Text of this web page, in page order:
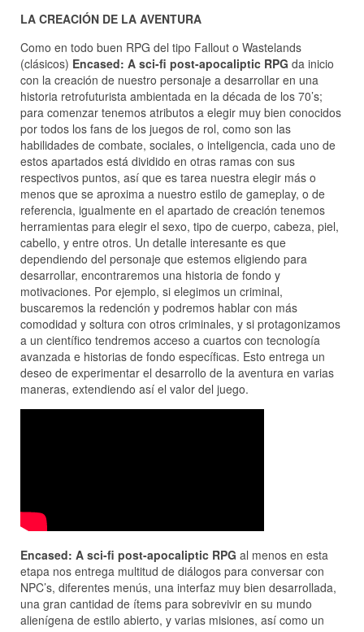
LA CREACIÓN DE LA AVENTURA
Como en todo buen RPG del tipo Fallout o Wastelands
(clásicos) Encased: A sci-fi post-apocaliptic RPG da inicio
con la creación de nuestro personaje a desarrollar en una
historia retrofuturista ambientada en la década de los 70’s;
para comenzar tenemos atributos a elegir muy bien conocidos
por todos los fans de los juegos de rol, como son las
habilidades de combate, sociales, o inteligencia, cada uno de
estos apartados está dividido en otras ramas con sus
respectivos puntos, así que es tarea nuestra elegir más o
menos que se aproxima a nuestro estilo de gameplay, o de
referencia, igualmente en el apartado de creación tenemos
herramientas para elegir el sexo, tipo de cuerpo, cabeza, piel,
cabello, y entre otros. Un detalle interesante es que
dependiendo del personaje que estemos eligiendo para
desarrollar, encontraremos una historia de fondo y
motivaciones. Por ejemplo, si elegimos un criminal,
buscaremos la redención y podremos hablar con más
comodidad y soltura con otros criminales, y si protagonizamos
a un científico tendremos acceso a cuartos con tecnología
avanzada e historias de fondo específicas. Esto entrega un
deseo de experimentar el desarrollo de la aventura en varias
maneras, extendiendo así el valor del juego.
Encased: A sci-fi post-apocaliptic RPG al menos en esta
etapa nos entrega multitud de diálogos para conversar con
NPC’s, diferentes menús, una interfaz muy bien desarrollada,
una gran cantidad de ítems para sobrevivir en su mundo
alienígena de estilo abierto, y varias misiones, así como un